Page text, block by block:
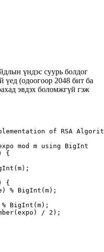
үндэс суурь болдог
үед (одоогоор 2048 бит ба
эвдэх боломжгүй гэж
of RSA
mod m using BigInt
{
{
% BigInt(m);
BigInt(m);
/ 2);